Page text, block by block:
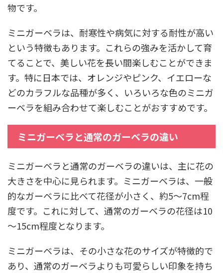
物です。
ミニガーベラは、耐寒性や病気に対する耐性が高い
という特徴もあります。これらの強みを活かして育
てることで、美しい花を長い間楽しむことができま
す。特に日本では、オレンジやピンク、イエローな
どのカラフルな品種が多く、いろいろな色のミニガ
ーベラを組み合わせて楽しむことがおすすめです。
ミニガーベラと通常のガーベラの違い
ミニガーベラと通常のガーベラの違いは、主に花の
大きさを中心に見られます。ミニガーベラは、一般
的なガーベラに比べて花径が小さく、約5～7cm程
度です。これに対して、通常のガーベラの花径は10
～15cm程度となります。
ミニガーベラは、その小さな花のサイズが特徴的で
あり、通常のガーベラよりも可愛らしい印象を持ち